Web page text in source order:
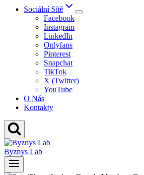
Sociální Sítě
Facebook
Instagram
LinkedIn
Onlyfans
Pinterest
Snapchat
TikTok
X (Twitter)
YouTube
O Nás
Kontakty
Byznys Lab